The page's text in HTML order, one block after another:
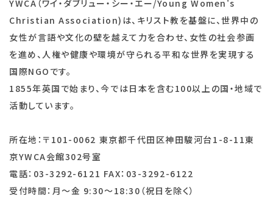
YWCA（ワイ・ダブリュー・シー・エー/Young Women's
Christian Association)は、キリスト教を基盤に、世界中の
女性が言語や文化の壁を越えて力を合わせ、女性の社会参画
を進め、人権や健康や環境が守られる平和な世界を実現する
国際NGOです。
1855年英国で始まり、今では日本を含む100以上の国・地域で
活動しています。
所在地：〒101-0062 東京都千代田区神田駿河台1-8-11東
京YWCA会館302号室
電話：03-3292-6121 FAX：03-3292-6122
受付時間：月～金 9:30～18:30（祝日を除く）